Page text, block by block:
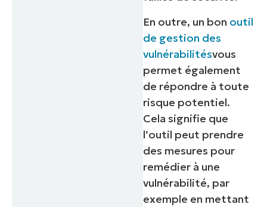
En outre, un bon outil
de gestion des
vulnérabilitésvous
permet également
de répondre à toute
risque potentiel.
Cela signifie que
l’outil peut prendre
des mesures pour
remédier à une
vulnérabilité, par
exemple en mettant